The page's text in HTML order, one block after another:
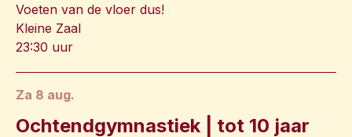
Voeten van de vloer dus!
Kleine Zaal
23:30 uur
za 8 aug.
Ochtendgymnastiek | tot 10 jaar